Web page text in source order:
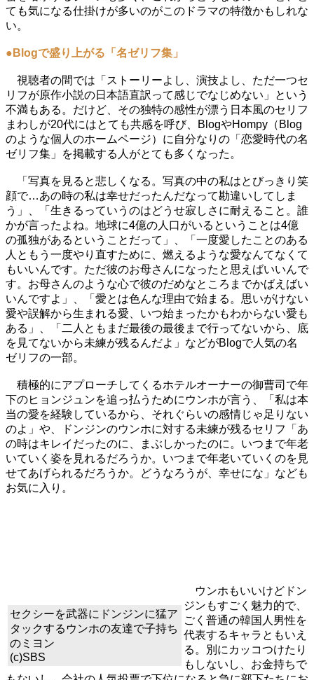
ても気になる仕掛けが多いのがこのドラマの特徴かもしれな
い。
●Blogで盛り上がる「名ゼリフ集」
視聴者の間では「ストーリーよし、演技よし、ただ一つセ
リフが原作小説の日本語直訳って感じでなじめない」という
不満もある。だけど、その独特の感性が漂う日本風のセリフ
まわしが20代にはとても共感を呼び、BlogやHompy（Blog
のような個人のホームページ）に自分なりの「恋愛時代の名
ゼリフ集」を掲載する人がとても多くなった。
「写真を見ると悲しくなる。写真の中の私はとびっきり笑
顔で…あの時の私は幸せだったんだなって勘違いしてしま
う」、「生きるっていうのはどうせ寂しさに耐えること。誰
かが言ったよね。地球に4億の人口がいるということは4億
の孤独があるということだって」、「一度愛したことのある
人ともう一度やり直すために、燃えるような愛なんてなくて
もいいんです。ただ彼のお母さんになったと思えばいいんで
す。お母さんのような心で彼のだめなところまでかばえばい
いんですよ」、「愛とは色んな理由で始まる。思いがけない
愛や誤解から生まれる愛、いつ始まったかもわからない愛も
ある」、「二人ともまだ最後の最後まで行ってないから、底
を見てないから未練が残るんだよ」などがBlogで人気の名
ゼリフの一部。
積極的にアプローチしてくるホテルオーナーの御曹司で年
下のヒョンジュンを追っ払うためにウンホが言う、「私は本
当の愛を経験しているから、それぐらいの感情じゃ足りない
のよ」や、ドンジンのウンホに対する未練が残るセリフ「あ
の時はキレイだったのに、まぶしかったのに。いつまで年老
いていく姿を見れるだろうか。いつまで年老いていくのを見
せてあげられるだろうか。どうなろうが、幸せにな」なども
お気に入り。
セクシーを武器にドンジンに猛ア
タックするウンホの友達で子持ち
のミヨン
(c)SBS
ウンホもいいけどドン
ジンもすごく魅力的で、
ごく普通の韓国人男性を
代表するキャラともいえ
る。別にカッコつけたり
もしないし、お金持ちで